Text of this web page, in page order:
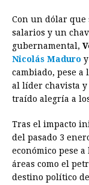
c
e
b
o
o
s
s
e
n
g
Con un dólar que
salarios y un
gubernamental,
Nicolás Maduro
cambiado, pese
al líder chavista
traído alegría a
Tras el impacto
del pasado 3
económico pese
áreas como el
destino político